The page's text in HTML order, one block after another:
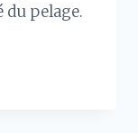
du pelage.